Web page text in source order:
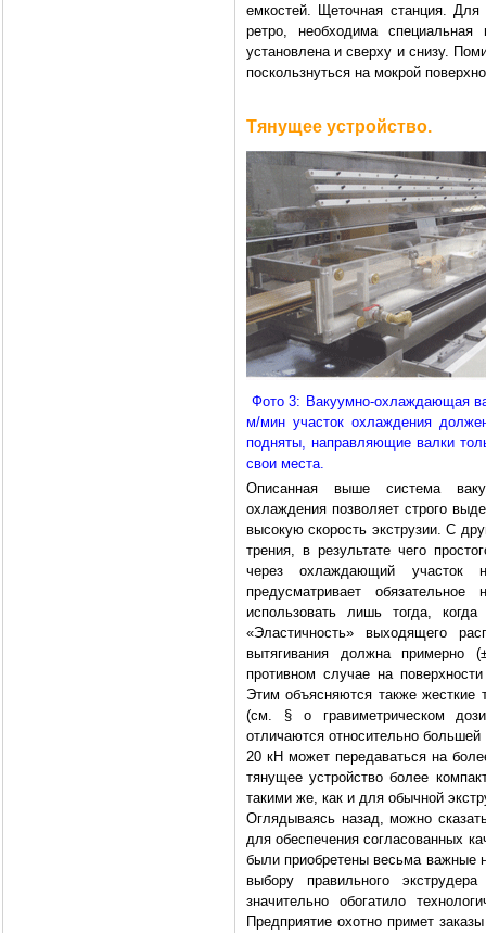
емкостей. Щеточная станция. Для
ретро, необходима
установлена и сверху и снизу.
поскользнуться на мокрой
Тянущее устройство.
Фото 3: Вакуумно-охлаждающая
м/мин участок охлаждения
подняты, направляющие валки
свои места.
Описанная выше система
охлаждения позволяет строго
высокую скорость экструзии. С
трения, в результате чего
через охлаждающий участок
предусматривает
использовать лишь тогда,
«Эластичность» выходящего
вытягивания должна примерно
противном случае на
Этим объясняются также жесткие
(см. § о гравиметрическом
отличаются относительно
20 кН может передаваться на
тянущее устройство более
такими же, как и для обычной
Оглядываясь назад, можно
для обеспечения согласованных
были приобретены весьма важные
выбору правильного
значительно обогатило
Предприятие охотно примет